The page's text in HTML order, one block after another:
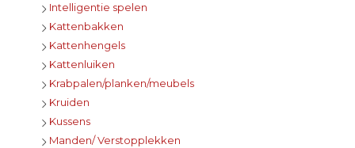
Intelligentie spelen
Kattenbakken
Kattenhengels
Kattenluiken
Krabpalen/planken/meubels
Kruiden
Kussens
Manden/ Verstopplekken